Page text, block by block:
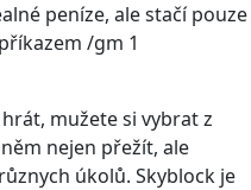
peníze, ale stačí pouze
/gm 1
mužete si vybrat z
nejen přežít, ale
úkolů. Skyblock je